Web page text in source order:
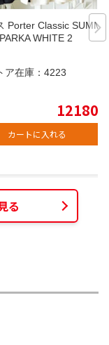
Porter Classic SUMME
WHITE 2
ア在庫： 4223
12180
カートに入れる
る